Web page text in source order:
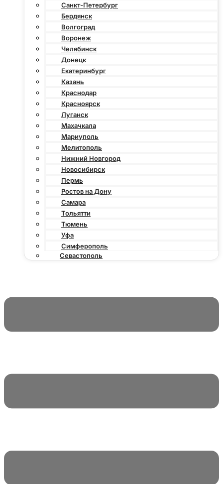
Санкт-Петербург
Бердянск
Волгоград
Воронеж
Челябинск
Донецк
Екатеринбург
Казань
Краснодар
Красноярск
Луганск
Махачкала
Мариуполь
Мелитополь
Нижний Новгород
Новосибирск
Пермь
Ростов на Дону
Самара
Тольятти
Тюмень
Уфа
Симферополь
Севастополь